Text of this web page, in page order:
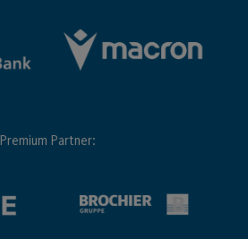
Premium Partner: